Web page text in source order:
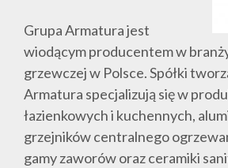
Grupa Armatura jest
wiodącym producentem w
grzewczej w Polsce. Spółki
Armatura specjalizują się w
łazienkowych i kuchennych,
grzejników centralnego
gamy zaworów oraz ceramiki